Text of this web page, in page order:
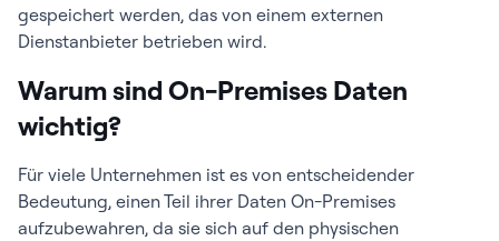
gespeichert werden, das von einem externen
Dienstanbieter betrieben wird.
Warum sind On-Premises Daten
wichtig?
Für viele Unternehmen ist es von entscheidender
Bedeutung, einen Teil ihrer Daten On-Premises
aufzubewahren, da sie sich auf den physischen